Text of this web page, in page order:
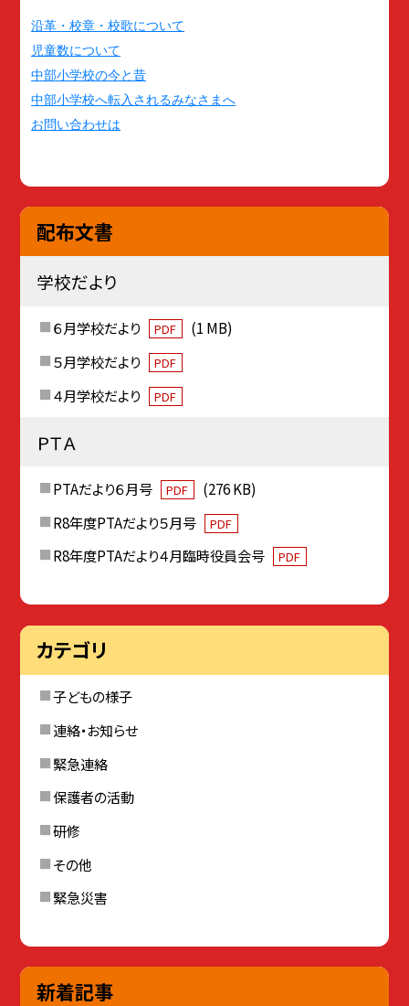
沿革・校章・校歌について
児童数について
中部小学校の今と昔
中部小学校へ転入されるみなさまへ
お問い合わせは
配布文書
学校だより
６月学校だより PDF
(1 MB)
５月学校だより
PDF
４月学校だより PDF
ＰＴＡ
PTAだより６月号 PDF
(276 KB)
R8年度PTAだより５月号
PDF
R8年度PTAだより４月臨時役員会号 PDF
カテゴリ
子どもの様子
連絡・お知らせ
緊急連絡
保護者の活動
研修
その他
緊急災害
新着記事